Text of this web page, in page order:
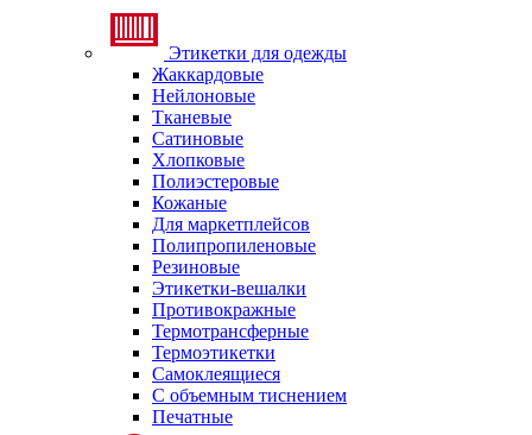
Этикетки для одежды
Жаккардовые
Нейлоновые
Тканевые
Сатиновые
Хлопковые
Полиэстеровые
Кожаные
Для маркетплейсов
Полипропиленовые
Резиновые
Этикетки-вешалки
Противокражные
Термотрансферные
Термоэтикетки
Самоклеящиеся
С объемным тиснением
Печатные